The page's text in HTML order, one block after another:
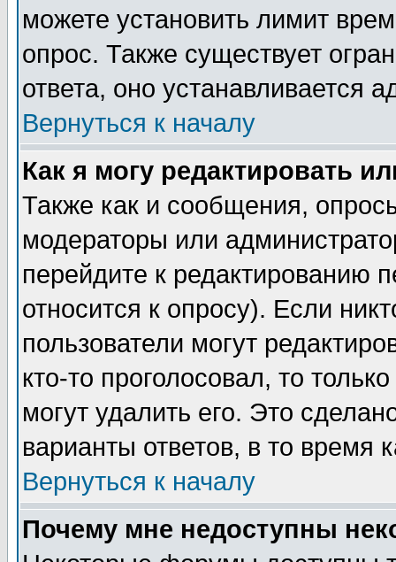
можете установить лимит
опрос. Также существует
ответа, оно устанавливается
Вернуться к началу
Как я могу редактировать
Также как и сообщения,
модераторы или
перейдите к редактированию
относится к опросу). Если
пользователи могут
кто-то проголосовал, то
могут удалить его. Это
варианты ответов, в то время
Вернуться к началу
Почему мне недоступны